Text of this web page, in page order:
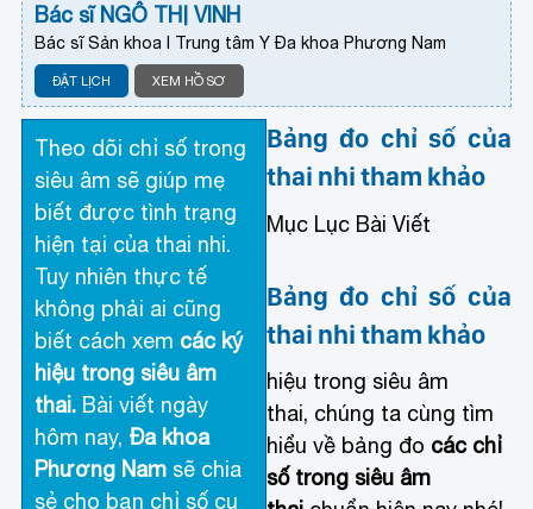
Bác sĩ NGÔ THỊ VINH
Bác sĩ Sản khoa I Trung tâm Y Đa khoa Phương Nam
ĐẶT LỊCH XEM HỒ SƠ
Theo dõi chỉ số trong
siêu âm sẽ giúp mẹ
biết được tình trạng
hiện tại của thai nhi.
Tuy nhiên thực tế
không phải ai cũng
biết cách xem các ký
hiệu trong siêu âm
thai. Bài viết ngày
hôm nay, Đa khoa
Phương Nam sẽ chia
sẻ cho bạn chỉ số cụ
Bảng đo chỉ số của
thai nhi tham khảo
Mục Lục Bài Viết
Bảng đo chỉ số của
thai nhi tham khảo
hiệu trong siêu âm
thai, chúng ta cùng tìm
hiểu về bảng đo các chỉ
số trong siêu âm